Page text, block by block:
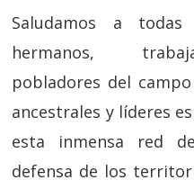
Saludamos a
hermanos,
pobladores del
ancestrales y líderes
esta inmensa red
defensa de los